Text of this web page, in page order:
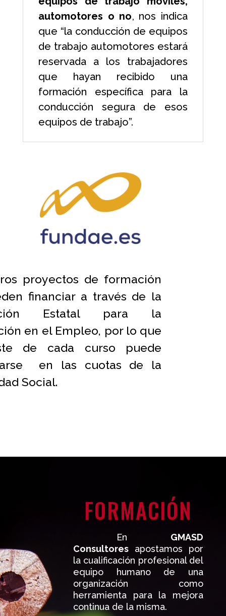
automotores o no, nos indica
que “la conducción de equipos
de trabajo automotores estará
reservada a los trabajadores
que hayan recibido una
formación específica para la
conducción segura de esos
equipos de trabajo”.
proyectos de formación
financiar a través de la
Estatal para la
en el Empleo, por lo que
de cada curso puede
en las cuotas de la
Social.
FORMACIÓN
En GMASD
Consultores apostamos por
la cualificación profesional del
equipo humano de una
organización como
herramienta para la mejora
continua de la misma.